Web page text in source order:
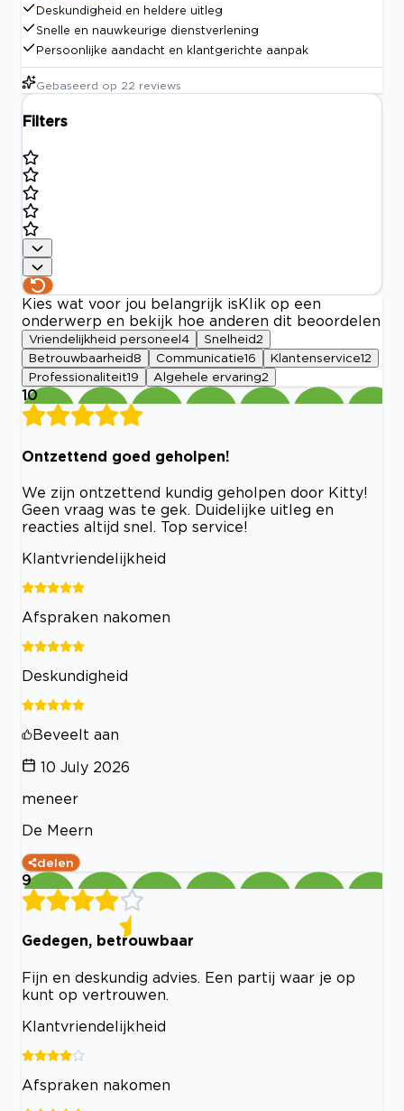
Deskundigheid en heldere uitleg
Snelle en nauwkeurige dienstverlening
Persoonlijke aandacht en klantgerichte aanpak
Gebaseerd op 22 reviews
Filters
Kies wat voor jou belangrijk is Klik op een
onderwerp en bekijk hoe anderen dit beoordelen
Vriendelijkheid personeel 4 Snelheid2
Betrouwbaarheid 8 Communicatie16 Klantenservice12
Professionaliteit19 Algehele ervaring2
10
Ontzettend goed geholpen!
We zijn ontzettend kundig geholpen door Kitty!
Geen vraag was te gek. Duidelijke uitleg en
reacties altijd snel. Top service!
Klantvriendelijkheid
Afspraken nakomen
Deskundigheid
Beveelt aan
10 July 2026
meneer
De Meern
delen
9
Gedegen, betrouwbaar
Fijn en deskundig advies. Een partij waar je op
kunt op vertrouwen.
Klantvriendelijkheid
Afspraken nakomen